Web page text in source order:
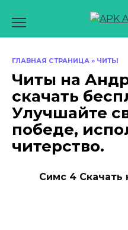
содержанию
ГЛАВНАЯ СТРАНИЦА » ЧИТЫ
Читы на
скачать
Улучшайте
победе,
читерство.
Симс 4